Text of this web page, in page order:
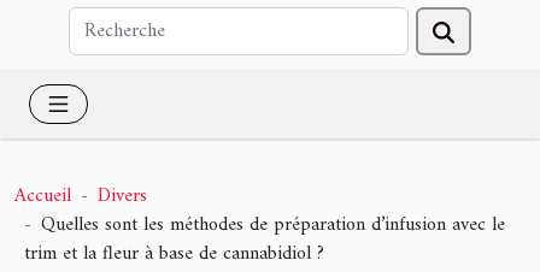
Accueil
Divers
Quelles sont les méthodes de préparation d’infusion avec le
trim et la fleur à base de cannabidiol ?